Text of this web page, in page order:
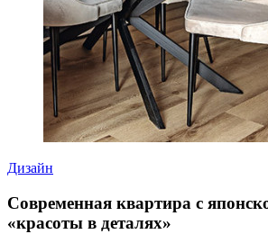
Дизайн
Современная квартира с
«красоты в деталях»